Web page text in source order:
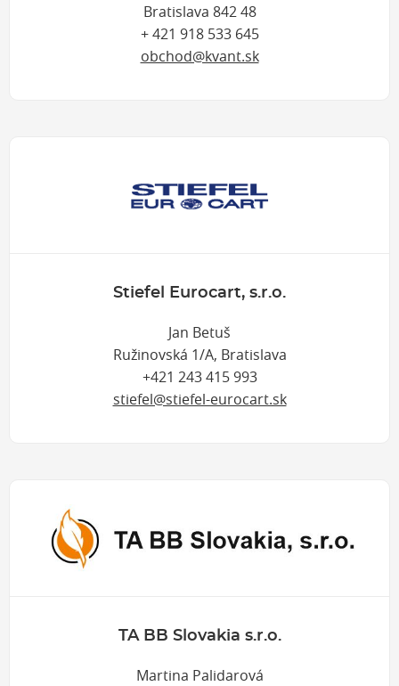
Bratislava 842 48
+ 421 918 533 645
obchod@kvant.sk
Stiefel Eurocart, s.r.o.
Jan Betuš
Ružinovská 1/A, Bratislava
+421 243 415 993
stiefel@stiefel-eurocart.sk
TA BB Slovakia s.r.o.
Martina Palidarová